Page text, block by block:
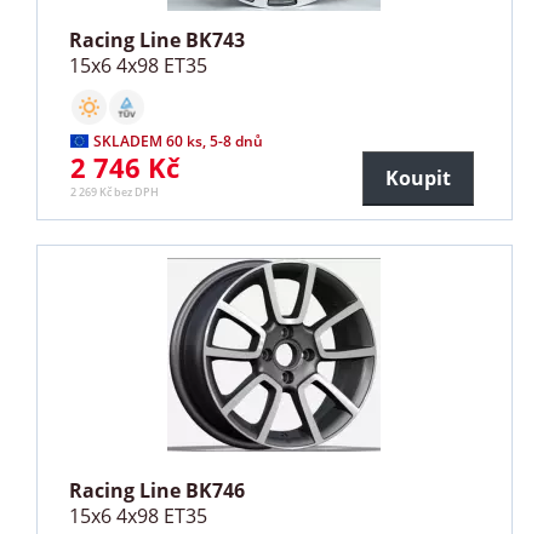
Racing Line BK743
15x6 4x98 ET35
SKLADEM 60 ks, 5-8 dnů
2 746 Kč
2 269 Kč bez DPH
Koupit
Racing Line BK746
15x6 4x98 ET35